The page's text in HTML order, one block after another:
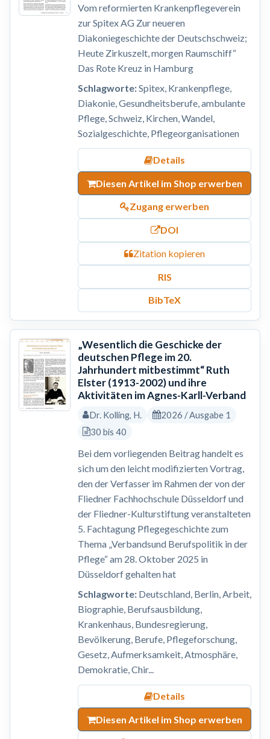
Vom reformierten Krankenpflegeverein
zur Spitex AG Zur neueren
Diakoniegeschichte der Deutschschweiz;
Heute Zirkuszelt, morgen Raumschiff“
Das Rote Kreuz in Hamburg
Schlagworte:Spitex, Krankenpflege,
Diakonie, Gesundheitsberufe, ambulante
Pflege, Schweiz, Kirchen, Wandel,
Sozialgeschichte, Pflegeorganisationen
Details
Diesen Artikel im Shop erwerben
Zugang erwerben
DOI
Zitation kopieren
RIS
BibTeX
„Wesentlich die Geschicke der
deutschen Pflege im 20.
Jahrhundert mitbestimmt“ Ruth
Elster (1913-2002) und ihre
Aktivitäten im Agnes-Karll-Verband
Dr. Kolling, H.
2026 / Ausgabe 1
30 bis 40
Bei dem vorliegenden Beitrag handelt es
sich um den leicht modifizierten Vortrag,
den der Verfasser im Rahmen der von der
Fliedner Fachhochschule Düsseldorf und
der Fliedner-Kulturstiftung veranstalteten
5. Fachtagung Pflegegeschichte zum
Thema „Verbandsund Berufspolitik in der
Pflege“ am 28. Oktober 2025 in
Düsseldorf gehalten hat
Schlagworte:Deutschland, Berlin, Arbeit,
Biographie, Berufsausbildung,
Krankenhaus, Bundesregierung,
Bevölkerung, Berufe, Pflegeforschung,
Gesetz, Aufmerksamkeit, Atmosphäre,
Demokratie, Chir...
Details
Diesen Artikel im Shop erwerben